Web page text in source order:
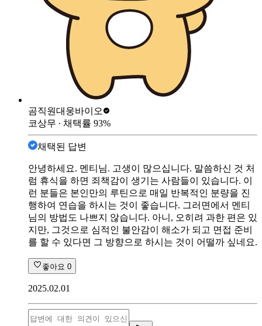
곰직원대웅바이오
코상무 ∙ 채택률 93%
채택된 답변
안녕하세요. 멘티님. 고생이 많으십니다. 말씀하신 것 처
럼 휴식을 하면 죄책감이 생기는 사람들이 있습니다. 이
런 분들은 본인만의 루틴으로 매일 반복적인 분량을 진
행하여 연습을 하시는 것이 좋습니다. 그러면에서 멘티
님의 방법도 나쁘지 않습니다. 아니, 오히려 과한 편은 있
지만, 그것으로 심적인 불안감이 해소가 되고 면접 준비
를 할 수 있다면 그 방향으로 하시는 것이 어떨까 싶네요.
좋아요 0
2025.02.01